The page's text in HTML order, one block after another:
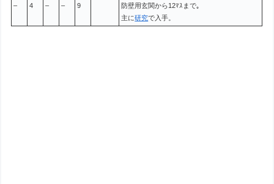
– 4 – – 9
防壁用玄関から12ﾏｽまで｡
主に研究で入手。